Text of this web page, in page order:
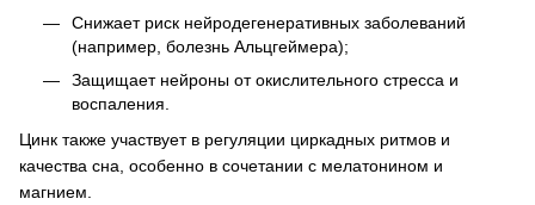
Снижает риск нейродегенеративных заболеваний
(например, болезнь Альцгеймера);
Защищает нейроны от окислительного стресса и
воспаления.
Цинк также участвует в регуляции циркадных ритмов и
качества сна, особенно в сочетании с мелатонином и
магнием.